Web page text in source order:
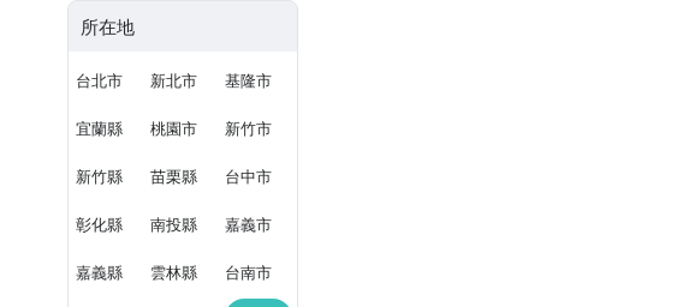
所在地
台北市 新北市 基隆市
宜蘭縣 桃園市 新竹市
新竹縣 苗栗縣 台中市
彰化縣 南投縣 嘉義市
嘉義縣 雲林縣 台南市